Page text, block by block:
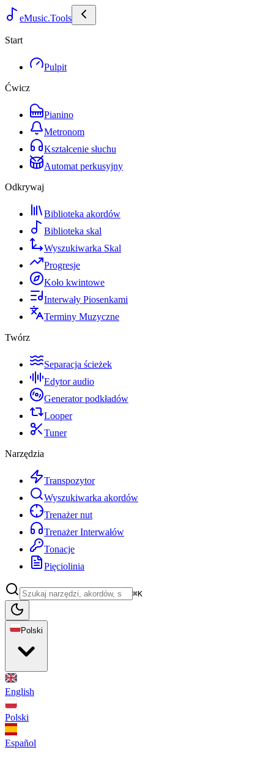
eMusic.Tools
Start
Pulpit
Ćwicz
Pianino
Metronom
Kształcenie słuchu
Automat perkusyjny
Odkrywaj
Biblioteka akordów
Biblioteka skal
Wyszukiwarka Skal
Progresje
Koło kwintowe
Interwały Piosenkami
Terminy Muzyczne
Twórz
Separacja ścieżek
Edytor audio
Generator podkładów
Looper
Tuner
Narzędzia
Transpozytor
Wyszukiwarka akordów
Trenażer nut
Trenażer Interwałów
Tonacje
Pięciolinia
⌘K
Polski
English
Polski
Español